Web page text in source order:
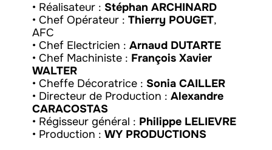
• Réalisateur : Stéphan ARCHINARD
• Chef Opérateur : Thierry POUGET,
AFC
• Chef Electricien : Arnaud DUTARTE
• Chef Machiniste : François Xavier
WALTER
• Cheffe Décoratrice : Sonia CAILLER
• Directeur de Production : Alexandre
CARACOSTAS
• Régisseur général : Philippe LELIEVRE
• Production : WY PRODUCTIONS